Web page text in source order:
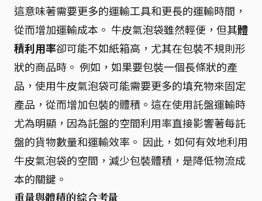
這意味著需要更多的運輸工具和更長的運輸時間，
從而增加運輸成本。 牛皮氣泡袋雖然輕便，但其體
積利用率卻可能不如紙箱高，尤其在包裝不規則形
狀的商品時。 例如，如果要包裝一個長條狀的產
品，使用牛皮氣泡袋可能需要更多的填充物來固定
產品，從而增加包裝的體積。這在使用託盤運輸時
尤為明顯，因為託盤的空間利用率直接影響著每託
盤的貨物數量和運輸效率。 因此，如何有效地利用
牛皮氣泡袋的空間，減少包裝體積，是降低物流成
本的關鍵。
重量與體積的綜合考量